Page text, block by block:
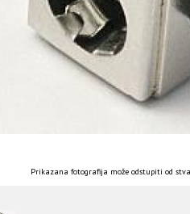
Prikazana fotografija može odstupiti od